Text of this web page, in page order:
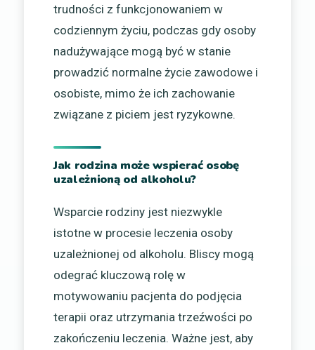
trudności z funkcjonowaniem w
codziennym życiu, podczas gdy osoby
nadużywające mogą być w stanie
prowadzić normalne życie zawodowe i
osobiste, mimo że ich zachowanie
związane z piciem jest ryzykowne.
Jak rodzina może wspierać osobę
uzależnioną od alkoholu?
Wsparcie rodziny jest niezwykle
istotne w procesie leczenia osoby
uzależnionej od alkoholu. Bliscy mogą
odegrać kluczową rolę w
motywowaniu pacjenta do podjęcia
terapii oraz utrzymania trzeźwości po
zakończeniu leczenia. Ważne jest, aby